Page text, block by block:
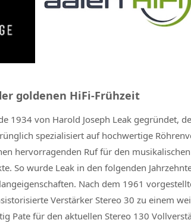
goldenen HiFi-Frühzeit
1934 von Harold Joseph Leak gegründet,
spezialisiert auf hochwertige
hervorragenden Ruf für den
So wurde Leak in den folgenden
Nach dem 1961
Verstärker Stereo 30 zu einem
Pate für den aktuellen Stereo 130